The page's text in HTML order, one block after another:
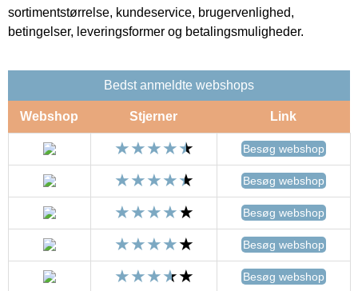
sortimentstørrelse, kundeservice, brugervenlighed,
betingelser, leveringsformer og betalingsmuligheder.
Bedst anmeldte webshops
Webshop Stjerner Link
Besøg webshop
Besøg webshop
Besøg webshop
Besøg webshop
Besøg webshop